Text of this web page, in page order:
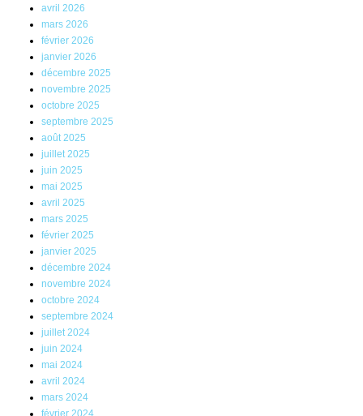
avril 2026
mars 2026
février 2026
janvier 2026
décembre 2025
novembre 2025
octobre 2025
septembre 2025
août 2025
juillet 2025
juin 2025
mai 2025
avril 2025
mars 2025
février 2025
janvier 2025
décembre 2024
novembre 2024
octobre 2024
septembre 2024
juillet 2024
juin 2024
mai 2024
avril 2024
mars 2024